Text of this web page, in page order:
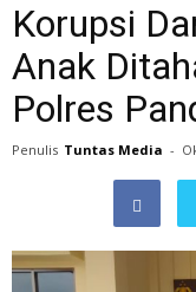
Korupsi
Anak
Polres
Penulis Tuntas Media -